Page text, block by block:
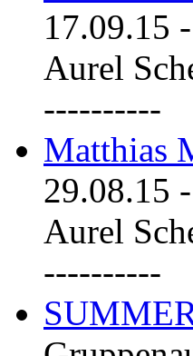
17.09.15 -
Aurel
----------
Matthias
29.08.15 -
Aurel
----------